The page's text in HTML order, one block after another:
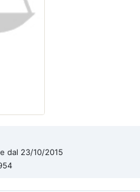
dal 23/10/2015